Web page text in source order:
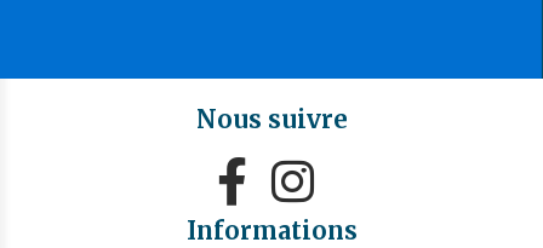
Nous suivre
 
Informations